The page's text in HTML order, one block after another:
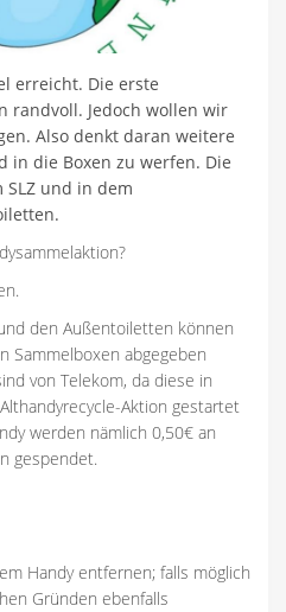
erreicht. Die erste
randvoll. Jedoch wollen wir
Also denkt daran weitere
in die Boxen zu werfen. Die
und in dem
den Außentoiletten können
Sammelboxen abgegeben
von Telekom, da diese in
Aktion gestartet
werden nämlich 0,50€ an
gespendet.
Handy entfernen; falls möglich
Gründen ebenfalls